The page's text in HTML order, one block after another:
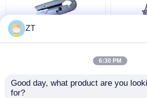
Motorfiets
Kettingbeschermer
ZT
6:30 PM
Good day, what product are you
for?